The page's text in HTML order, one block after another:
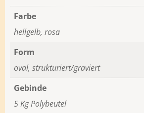
Farbe
hellgelb, rosa
Form
oval, strukturiert/graviert
Gebinde
5 Kg Polybeutel